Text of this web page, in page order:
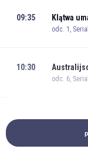
09:35 Klątwa
odc. 1,
10:30
odc. 6,